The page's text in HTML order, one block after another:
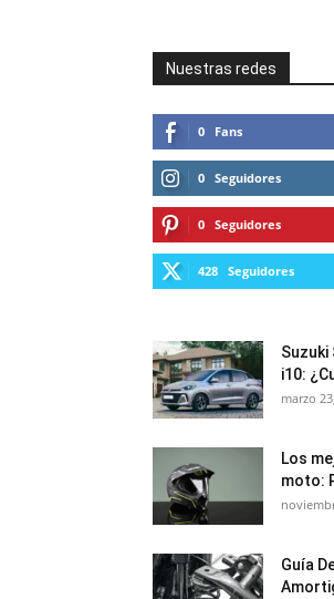
Nuestras redes
0 Fans
0 Seguidores
0 Seguidores
428 Seguidores
Suzuki
i10:
marzo
Los
moto:
Guía